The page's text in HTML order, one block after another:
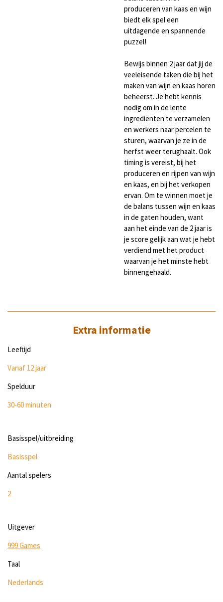
produceren van kaas en wijn
biedt elk spel een
uitdagende en spannende
puzzel!
Bewijs binnen 2 jaar dat jij de
veeleisende taken die bij het
maken van wijn en kaas horen
beheerst. Je hebt kennis
nodig om in de lente
ingrediënten te verzamelen
en werkers naar percelen te
sturen, waarvan je ze in de
herfst weer terughaalt. Ook
timing is vereist, bij het
produceren en rijpen van wijn
en kaas, en bij het verkopen
ervan. Om te winnen moet je
de balans tussen wijn en kaas
in de gaten houden, want
aan het einde van de 2 jaar is
je score gelijk aan wat je hebt
verdiend met het product
waarvan je het minste hebt
binnengehaald.
Extra informatie
Leeftijd
Vanaf 12 jaar
Spelduur
30-60 minuten
Basisspel/uitbreiding
Basisspel
Aantal spelers
2
Uitgever
999 Games
Taal
Nederlands